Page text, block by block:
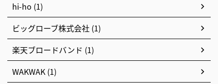
hi-ho (1)
ビッグローブ株式会社 (1)
楽天ブロードバンド (1)
WAKWAK (1)